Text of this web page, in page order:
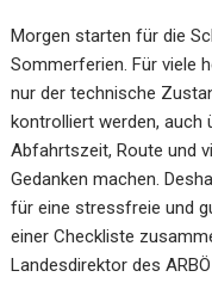
Morgen starten für die
Sommerferien. Für viele
nur der technische
kontrolliert werden, auch
Abfahrtszeit, Route und
Gedanken machen.
für eine stressfreie und
einer Checkliste
Landesdirektor des